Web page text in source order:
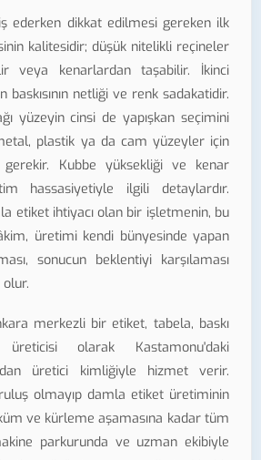
ederken dikkat edilmesi gereken ilk
kalitesidir; düşük nitelikli reçineler
veya kenarlardan taşabilir. İkinci
netliği ve renk sadakatidir.
yüzeyin cinsi de yapışkan seçimini
plastik ya da cam yüzeyler için
gerekir. Kubbe yüksekliği ve kenar
hassasiyetiyle ilgili detaylardır.
etiket ihtiyacı olan bir işletmenin, bu
üretimi kendi bünyesinde yapan
sonucun beklentiyi karşılaması
olur.
merkezli bir etiket, tabela, baskı
olarak Kastamonu'daki
üretici kimliğiyle hizmet verir.
olmayıp damla etiket üretiminin
ve kürleme aşamasına kadar tüm
parkurunda ve uzman ekibiyle